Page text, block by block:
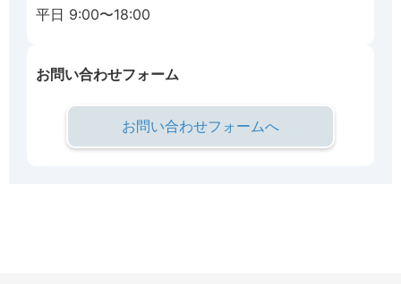
平日 9:00〜18:00
お問い合わせフォーム
お問い合わせフォームへ